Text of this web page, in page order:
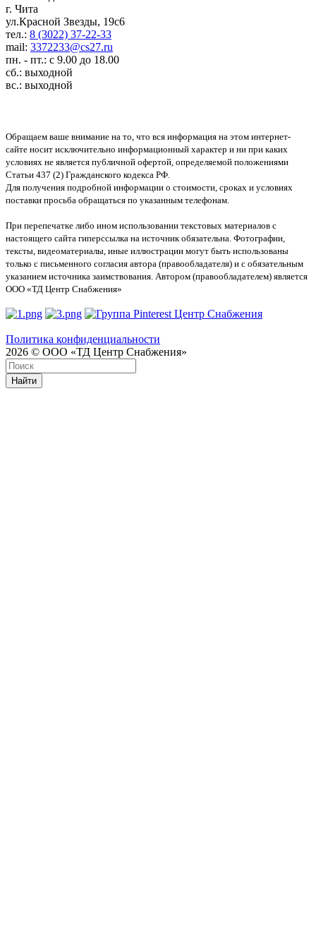
г. Чита
ул.Красной Звезды, 19с6
тел.: 8 (3022) 37-22-33
mail: 3372233@cs27.ru
пн. - пт.: с 9.00 до 18.00
сб.: выходной
вс.: выходной
Обращаем ваше внимание на то, что вся информация на этом интернет-
сайте носит исключительно информационный характер и ни при каких
условиях не является публичной офертой, определяемой положениями
Статьи 437 (2) Гражданского кодекса РФ.
Для получения подробной информации о стоимости, сроках и условиях
поставки просьба обращаться по указанным телефонам.
При перепечатке либо ином использовании текстовых материалов с
настоящего сайта гиперссылка на источник обязательна. Фотографии,
тексты, видеоматериалы, иные иллюстрации могут быть использованы
только с письменного согласия автора (правообладателя) и с обязательным
указанием источника заимствования. Автором (правообладателем) является
ООО «ТД Центр Снабжения»
Политика конфиденциальности
2026 © ООО «ТД Центр Снабжения»
Найти